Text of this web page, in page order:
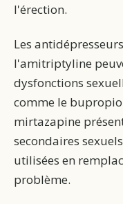
l'érection.
Les
l'amitriptyline
dysfonctions
comme le
mirtazapine
secondaires
utilisées en
problème.